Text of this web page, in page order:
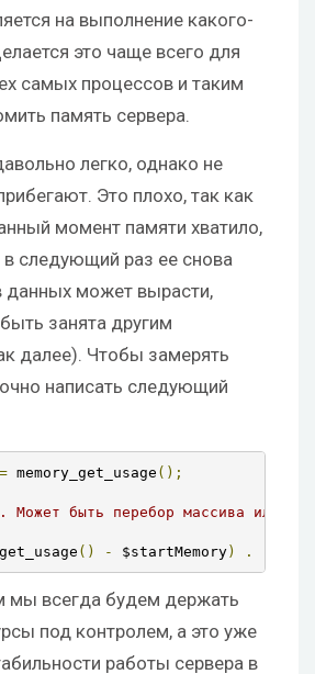
на выполнение какого-
это чаще всего для
самых процессов и таким
память сервера.
легко, однако не
Это плохо, так как
момент памяти хватило,
в следующий раз ее снова
данных может вырасти,
занята другим
далее). Чтобы замерять
написать следующий
= memory_get_usage ();
Может быть перебор массива или
() - $startMemory) .
мы всегда будем держать
под контролем, а это уже
работы сервера в